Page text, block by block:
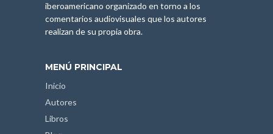
iberoamericano organizado en torno a los
comentarios audiovisuales que los autores
realizan de su propia obra.
MENÚ PRINCIPAL
Inicio
Autores
Libros